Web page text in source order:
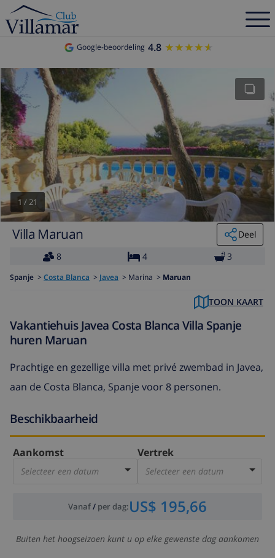
Google-beoordeling 4.8 ★★★★★
★★★★★
1 /21
Villa Maruan
Deel
8
4 3
Spanje > Costa Blanca > Javea > Marina > Maruan
TOON KAART
Vakantiehuis Javea Costa Blanca Villa Spanje
huren Maruan
Prachtige en gezellige villa met privé zwembad in Javea,
aan de Costa Blanca, Spanje voor 8 personen.
Beschikbaarheid
Aankomst
Selecteer een datum
Vertrek
Selecteer een datum
Vanaf/ per dag:US$ 195,66
Buiten het hoogseizoen kunt u op elke gewenste dag aankomen